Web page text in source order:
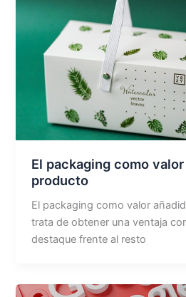
El packaging como
producto
El packaging como valor
trata de obtener una ventaja
destaque frente al resto